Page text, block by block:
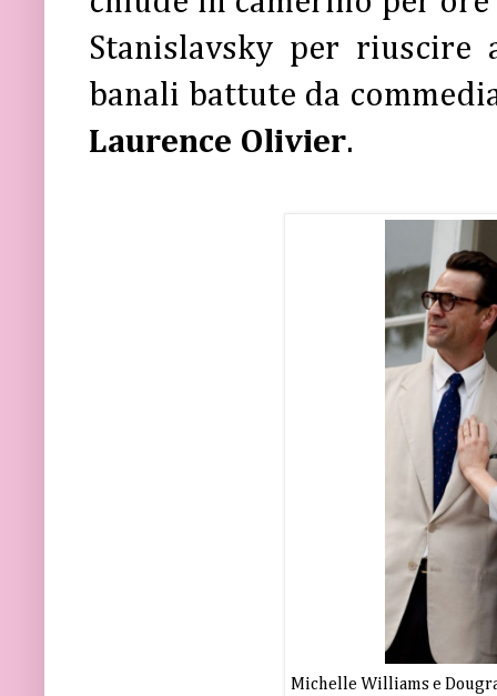
Stanislavsky per
banali battute da
Laurence Olivier.
Michelle Williams e